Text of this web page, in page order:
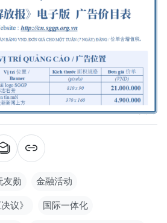
友勋 金融活动
议》 国际一体化